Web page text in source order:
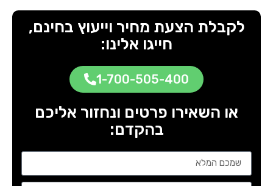
לקבלת הצעת מחיר וייעוץ בחינם,
חייגו אלינו:
1-700-505-400
או השאירו פרטים ונחזור אליכם
בהקדם: